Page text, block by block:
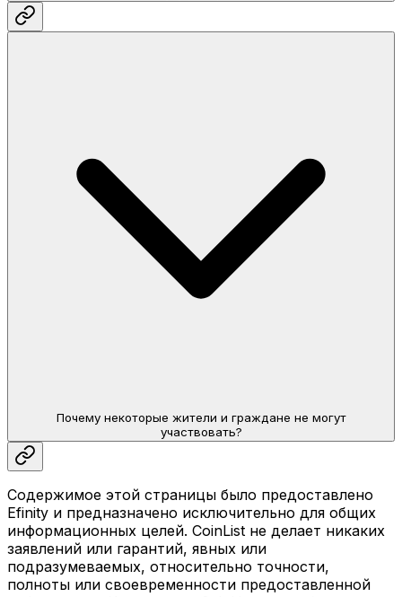
Почему некоторые жители и граждане не могут
участвовать?
Содержимое этой страницы было предоставлено
Efinity и предназначено исключительно для общих
информационных целей. CoinList не делает никаких
заявлений или гарантий, явных или
подразумеваемых, относительно точности,
полноты или своевременности предоставленной